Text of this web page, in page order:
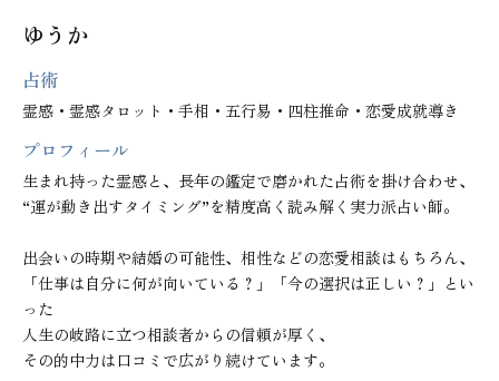
ゆうか
占術
霊感・霊感タロット・手相・五行易・四柱推命・恋愛成就導き
プロフィール
生まれ持った霊感と、長年の鑑定で磨かれた占術を掛け合わせ、
“運が動き出すタイミング”を精度高く読み解く実力派占い師。
出会いの時期や結婚の可能性、相性などの恋愛相談はもちろん、
「仕事は自分に何が向いている？」「今の選択は正しい？」とい
った
人生の岐路に立つ相談者からの信頼が厚く、
その的中力は口コミで広がり続けています。